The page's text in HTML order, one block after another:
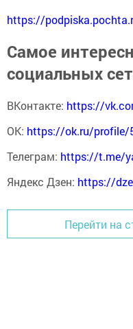
https://
Самое
социальных
ВКонтакте: https://
ОК: https://ok.ru/profile/
Телеграм: https://t.me/
Яндекс Дзен: https://
Перейти на